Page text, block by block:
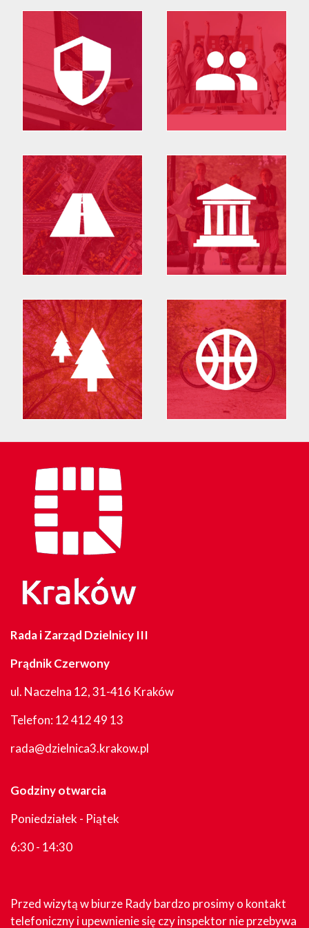
Rada i Zarząd Dzielnicy III
Prądnik Czerwony
ul. Naczelna 12, 31-416 Kraków
Telefon:12 412 49 13
rada@dzielnica3.krakow.pl
Godziny otwarcia
Poniedziałek - Piątek
6:30 - 14:30
Przed wizytą w biurze Rady bardzo prosimy o kontakt
telefoniczny i upewnienie się czy inspektor nie przebywa